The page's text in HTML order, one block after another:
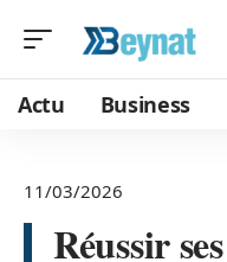
Actu Business
11/03/2026
Réussir